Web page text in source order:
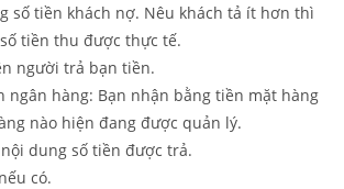
số tiền khách nợ. Nêu khách tả ít hơn thì
tiền thu được thực tế.
người trả bạn tiền.
ngân hàng: Bạn nhận bằng tiền mặt hàng
nào hiện đang được quản lý.
dung số tiền được trả.
có.